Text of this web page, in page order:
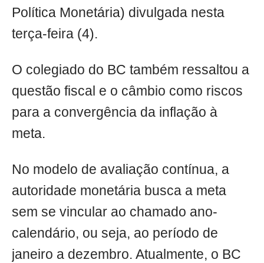
Política Monetária) divulgada nesta
terça-feira (4).
O colegiado do BC também ressaltou a
questão fiscal e o câmbio como riscos
para a convergência da inflação à
meta.
No modelo de avaliação contínua, a
autoridade monetária busca a meta
sem se vincular ao chamado ano-
calendário, ou seja, ao período de
janeiro a dezembro. Atualmente, o BC